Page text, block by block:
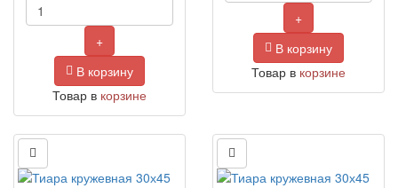
+
В корзину
Товар в корзине
+
В корзину
Товар в корзине